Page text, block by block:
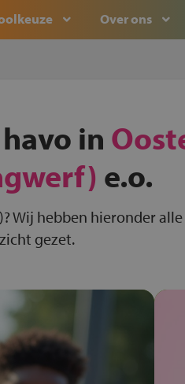
Over ons
in
e.o.
Wij hebben hieronder
gezet.